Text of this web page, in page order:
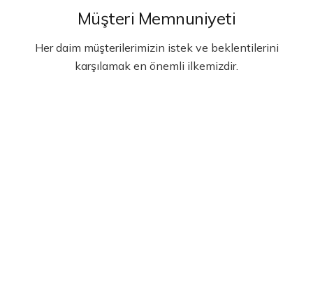
Müşteri Memnuniyeti
Her daim müşterilerimizin istek ve beklentilerini
karşılamak en önemli ilkemizdir.